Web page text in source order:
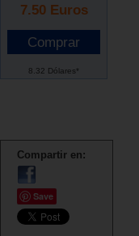
7.50 Euros
8.32 Dólares*
Compartir en:
Save